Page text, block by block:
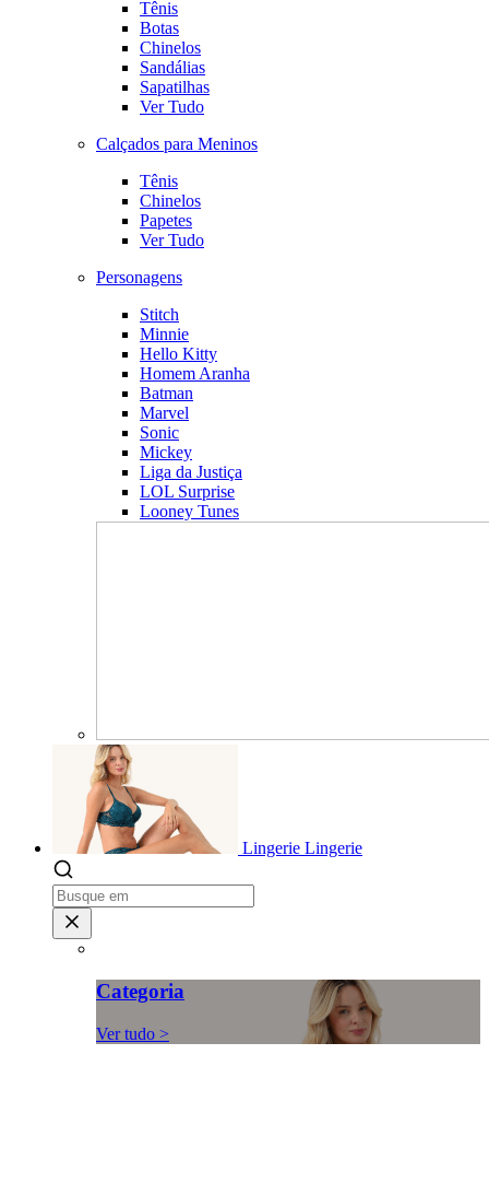
Tênis
Botas
Chinelos
Sandálias
Sapatilhas
Ver Tudo
Calçados para Meninos
Tênis
Chinelos
Papetes
Ver Tudo
Personagens
Stitch
Minnie
Hello Kitty
Homem Aranha
Batman
Marvel
Sonic
Mickey
Liga da Justiça
LOL Surprise
Looney Tunes
Lingerie Lingerie
Categoria
Ver tudo >